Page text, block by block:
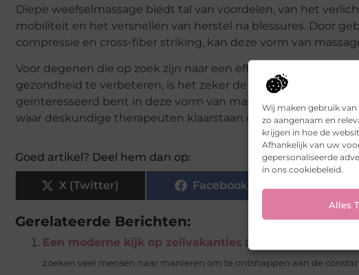
Wij maken gebruik
zo aangenaam en
krijgen in hoe de
Afhankelijk van uw
gepersonaliseerde
in ons cookiebeleid.
Alles
Diepe weefselmassage biedt tal van voordelen, van het
mobiliteit en het versnellen van herstel na blessures. Door
compressie en cross-fiber striking, kan deze vorm van
Voor degenen die op zoek zijn naar een effectieve manier
gezondheid te verbeteren, is het zeker de moeite waard om
geïnteresseerd bent in deze vorm van massage, zijn er
waar deskundige therapeuten klaarstaan om u te helpen de
Goed artikel? Deel hem dan op:
X (Twitter) Facebook
Gerelateerde Berichten:
Een moderne kijk op zeilvakanties De magie van het zeilen
zoeken veel mensen naar manieren om te ontsnappen aan de